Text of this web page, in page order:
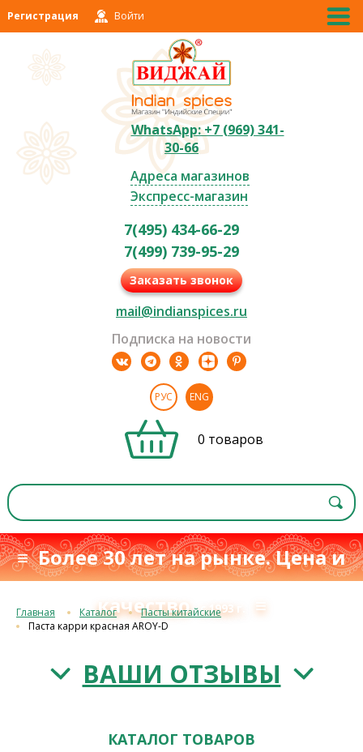
Регистрация Войти
WhatsApp: +7 (969) 341-
30-66
Адреса магазинов
Экспресс-магазин
7(495) 434-66-29
7(499) 739-95-29
Заказать звонок
mail@indianspices.ru
Подписка на новости
РУС ENG
0 товаров
≡ Более 30 лет на рынке. Цена и
качествос 1993 г. ≡
Главная Каталог
Пасты китайские
Паста карри красная AROY-D
ВАШИ ОТЗЫВЫ
КАТАЛОГ ТОВАРОВ